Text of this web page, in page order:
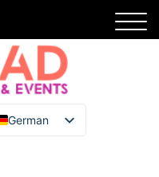
German